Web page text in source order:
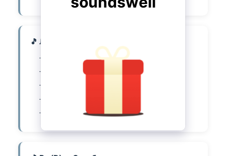
🎵 Ля (A) — Хромированная сталь
Синтетическое ядро
Хромированная стальная обмотка
Быстрый отклик